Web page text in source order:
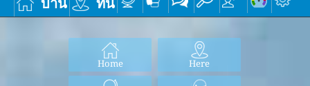
Home Here